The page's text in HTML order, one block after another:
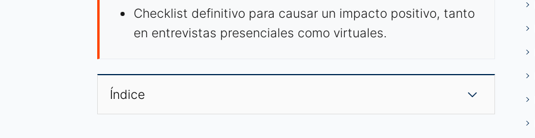
Checklist definitivo para causar un impacto positivo, tanto
en entrevistas presenciales como virtuales.
Índice